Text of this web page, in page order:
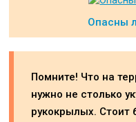
Опасны
Помните! Что на
нужно не столько
рукокрылых. Стоит